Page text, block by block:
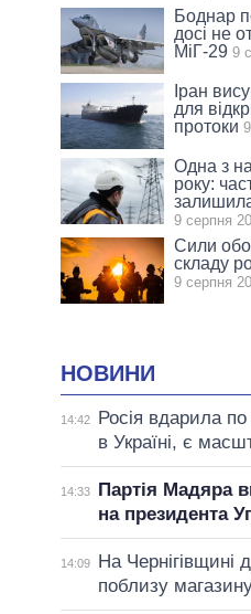
Боднар
досі не
МіГ-29 9
Іран
для
протоки
Одна з
року:
9 серпня
Сили
складу
9 серпня
НОВИНИ
14:42
Росія вдарила
в Україні, є
14:33
Партія Мадяра
на президента
14:09
На
поблизу